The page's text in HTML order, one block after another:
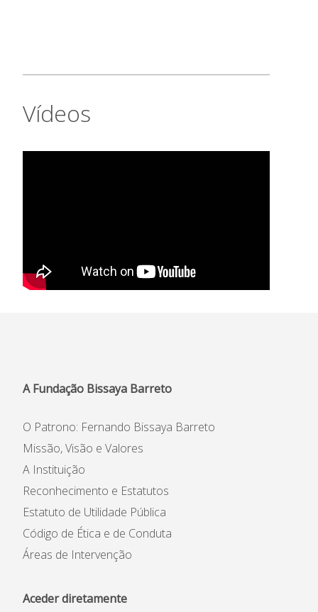
Vídeos
A Fundação Bissaya Barreto
O Patrono: Fernando Bissaya Barreto
Missão, Visão e Valores
A Instituição
Reconhecimento e Estatutos
Estatuto de Utilidade Pública
Código de Ética e de Conduta
Áreas de Intervenção
Aceder diretamente